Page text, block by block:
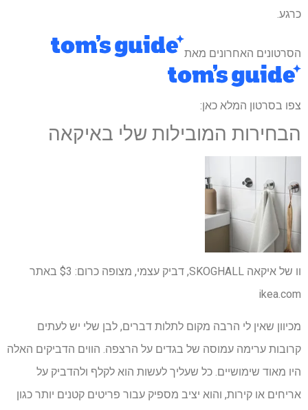
כרגע.
הסרטונים האחרונים מאת
צפו בסרטון המלא כאן:
הבחירות המובילות שלי באיקאה
וו של איקאה SKOGHALL, דביק עצמי, מצופה כרום: $3 באתר
ikea.com
מכיוון שאין לי הרבה מקום לתלות דברים, לבן שלי יש לעתים
קרובות ערימה עמוסה של בגדים על הרצפה. הווים הדביקים האלה
היו מאוד שימושיים. כל שעליך לעשות הוא לקלף ולהדביק על
אריחים או קירות, והוא יציב מספיק עבור פריטים קטנים יותר כגון